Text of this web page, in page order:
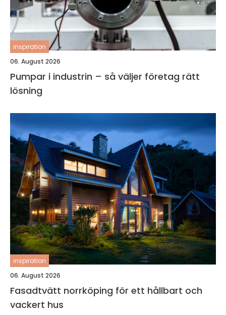
inspiration
06. August 2026
Pumpar i industrin – så väljer företag rätt
lösning
inspiration
06. August 2026
Fasadtvätt norrköping för ett hållbart och
vackert hus